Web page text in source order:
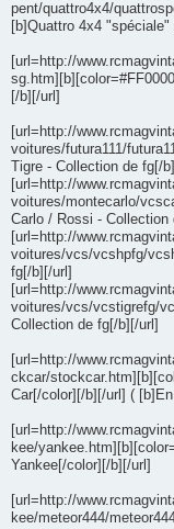
pent/quattro4x4/
[b]Quattro 4x4
[url=http://
[/b][/url]
[url=http://
voitures/futura111/
Tigre - Collection de fg[/
[url=http://
voitures/montecarlo/
Carlo / Rossi - Collection
[url=http://
voitures/vcs/vcshpfg/
fg[/b][/url]
[url=http://
voitures/vcs/vcstigrefg/
Collection de fg[/b][/url]
[url=http://
ckcar/
Car[/color][/b][/url] (
[url=http://
kee/
Yankee[/color][/b][/url]
[url=http://
kee/meteor444/